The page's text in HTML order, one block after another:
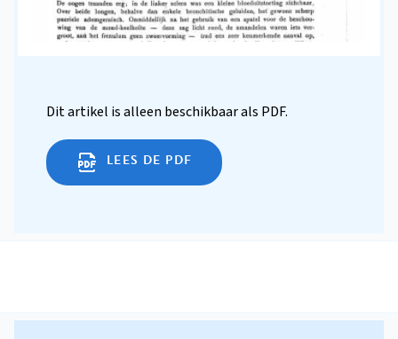
Dit artikel is alleen beschikbaar als PDF.
LEES DE PDF